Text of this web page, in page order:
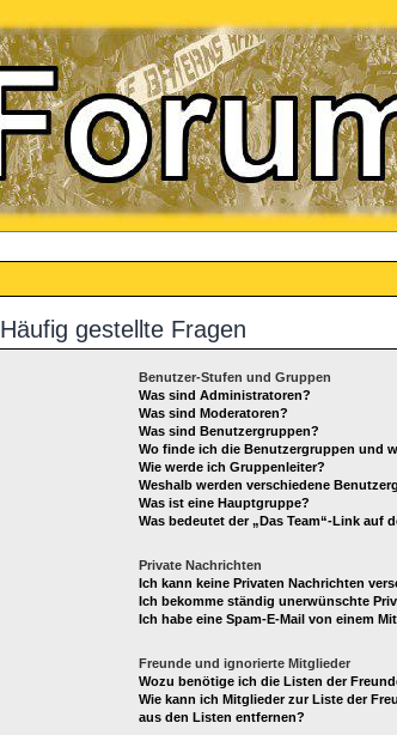
Häufig gestellte Fragen
Benutzer-Stufen und Gruppen
Was sind Administratoren?
Was sind Moderatoren?
Was sind Benutzergruppen?
Wo finde ich die Benutzergruppen und
Wie werde ich Gruppenleiter?
Weshalb werden verschiedene
Was ist eine Hauptgruppe?
Was bedeutet der „Das Team“-Link auf
Private Nachrichten
Ich kann keine Privaten Nachrichten
Ich bekomme ständig unerwünschte
Ich habe eine Spam-E-Mail von einem
Freunde und ignorierte Mitglieder
Wozu benötige ich die Listen der
Wie kann ich Mitglieder zur Liste der
aus den Listen entfernen?